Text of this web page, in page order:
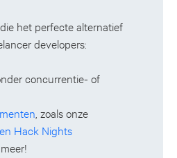
het perfecte alternatief
developers:
concurrentie- of
, zoals onze
Hack Nights